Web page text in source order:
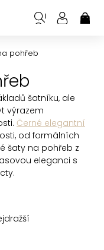
pohřeb
šatníku, ale
výrazem
Černé elegantní
od formálních
šaty na pohřeb z
eleganci s